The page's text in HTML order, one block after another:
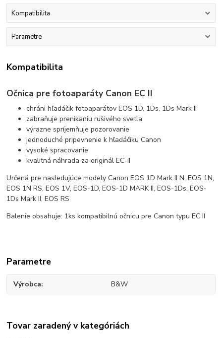
Kompatibilita
Parametre
Kompatibilita
Očnica pre fotoaparáty Canon EC II
chráni hľadáčik fotoaparátov EOS 1D, 1Ds, 1Ds Mark II
zabraňuje prenikaniu rušivého svetla
výrazne spríjemňuje pozorovanie
jednoduché pripevnenie k hľadáčiku Canon
vysoké spracovanie
kvalitná náhrada za originál EC-II
Určená pre nasledujúce modely Canon EOS 1D Mark II N, EOS 1N,
EOS 1N RS, EOS 1V, EOS-1D, EOS-1D MARK II, EOS-1Ds, EOS-
1Ds Mark II, EOS RS
Balenie obsahuje: 1ks kompatibilnú očnicu pre Canon typu EC II
Parametre
Výrobca B&W
Tovar zaradený v kategóriách